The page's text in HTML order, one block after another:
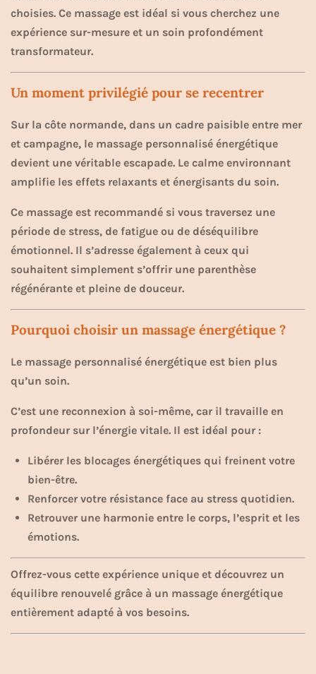
choisies. Ce massage est idéal si vous cherchez une
expérience sur-mesure et un soin profondément
transformateur.
Un moment privilégié pour se recentrer
Sur la côte normande, dans un cadre paisible entre mer
et campagne, le massage personnalisé énergétique
devient une véritable escapade. Le calme environnant
amplifie les effets relaxants et énergisants du soin.
Ce massage est recommandé si vous traversez une
période de stress, de fatigue ou de déséquilibre
émotionnel. Il s’adresse également à ceux qui
souhaitent simplement s’offrir une parenthèse
régénérante et pleine de douceur.
Pourquoi choisir un massage énergétique ?
Le massage personnalisé énergétique est bien plus
qu’un soin.
C’est une reconnexion à soi-même, car il travaille en
profondeur sur l’énergie vitale. Il est idéal pour :
Libérer les blocages énergétiques qui freinent votre
bien-être.
Renforcer votre résistance face au stress quotidien.
Retrouver une harmonie entre le corps, l’esprit et les
émotions.
Offrez-vous cette expérience unique et découvrez un
équilibre renouvelé grâce à un massage énergétique
entièrement adapté à vos besoins.